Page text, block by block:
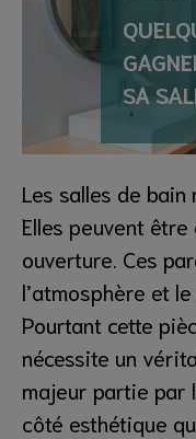
SA
Les salles de
Elles peuvent
ouverture. Ces
l’atmosphère et
Pourtant cette
nécessite un
majeur partie par
côté esthétique